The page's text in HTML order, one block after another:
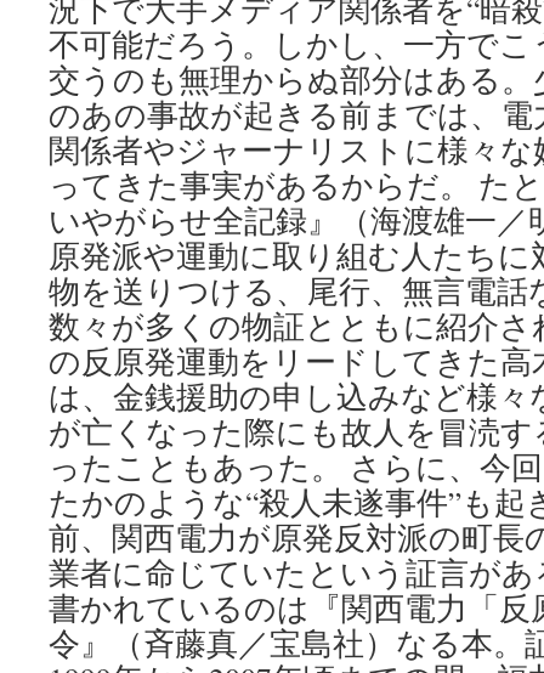
況下で大手メディア関係者を“暗
不可能だろう。しかし、一方で
交うのも無理からぬ部分はある
のあの事故が起きる前までは、
関係者やジャーナリストに様々
ってきた事実があるからだ。 た
いやがらせ全記録』（海渡雄一／
原発派や運動に取り組む人たち
物を送りつける、尾行、無言電
数々が多くの物証とともに紹介
の反原発運動をリードしてきた
は、金銭援助の申し込みなど様々
が亡くなった際にも故人を冒涜
ったこともあった。 さらに、今
たかのような“殺人未遂事件”も起
前、関西電力が原発反対派の町長
業者に命じていたという証言が
書かれているのは『関西電力「反
令』（斉藤真／宝島社）なる本。